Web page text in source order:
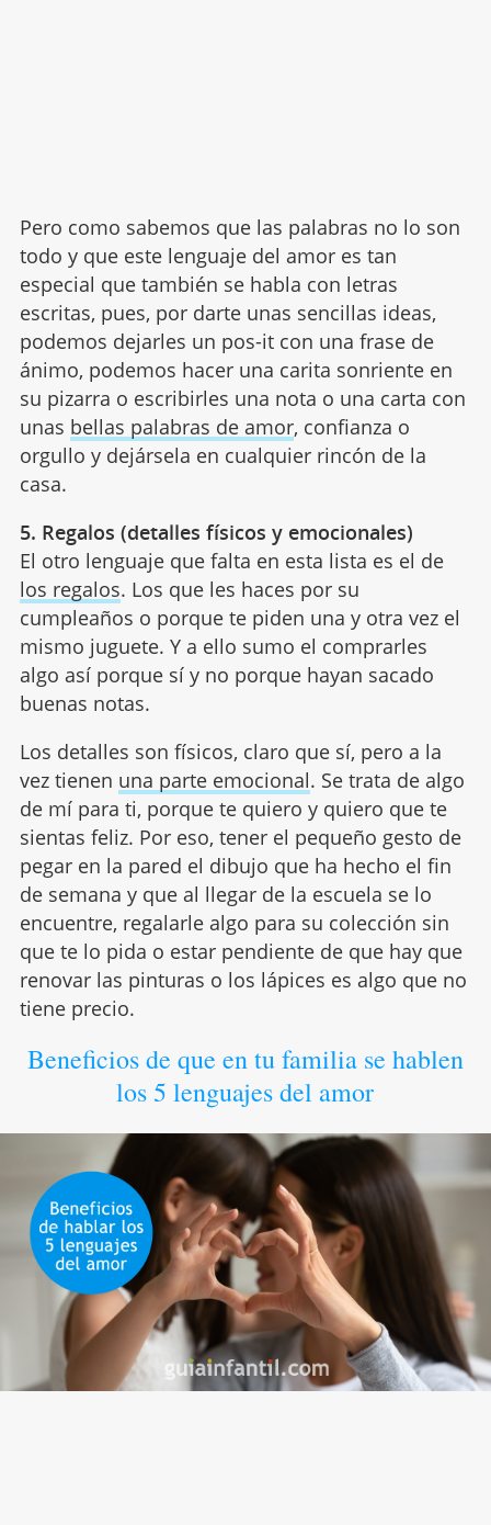
Pero como sabemos que las palabras no lo son
todo y que este lenguaje del amor es tan
especial que también se habla con letras
escritas, pues, por darte unas sencillas ideas,
podemos dejarles un pos-it con una frase de
ánimo, podemos hacer una carita sonriente en
su pizarra o escribirles una nota o una carta con
unas bellas palabras de amor, confianza o
orgullo y dejársela en cualquier rincón de la
casa.
5. Regalos (detalles físicos y emocionales)
El otro lenguaje que falta en esta lista es el de
los regalos. Los que les haces por su
cumpleaños o porque te piden una y otra vez el
mismo juguete. Y a ello sumo el comprarles
algo así porque sí y no porque hayan sacado
buenas notas.
Los detalles son físicos, claro que sí, pero a la
vez tienen una parte emocional. Se trata de algo
de mí para ti, porque te quiero y quiero que te
sientas feliz. Por eso, tener el pequeño gesto de
pegar en la pared el dibujo que ha hecho el fin
de semana y que al llegar de la escuela se lo
encuentre, regalarle algo para su colección sin
que te lo pida o estar pendiente de que hay que
renovar las pinturas o los lápices es algo que no
tiene precio.
Beneficios de que en tu familia se hablen
los 5 lenguajes del amor